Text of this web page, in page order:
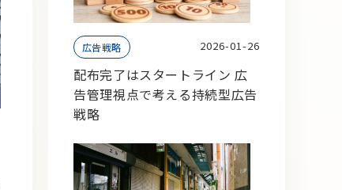
広告戦略 2026-01-26
配布完了はスタートライン 広
告管理視点で考える持続型広告
戦略